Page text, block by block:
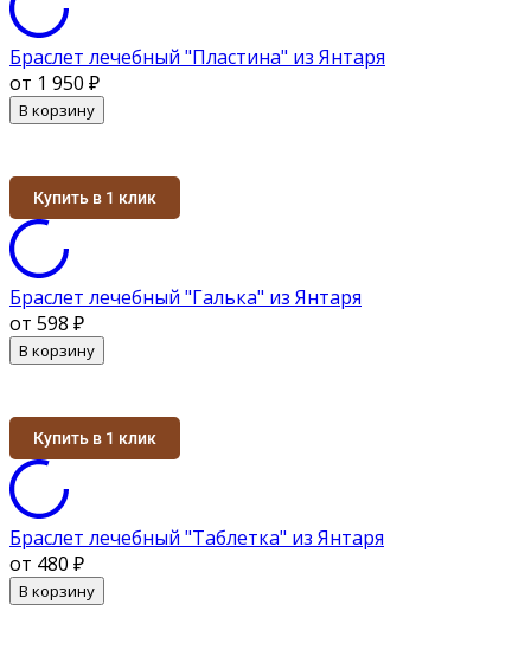
Браслет лечебный "Пластина" из Янтаря
от 1 950 ₽
В корзину
Купить в 1 клик
Браслет лечебный "Галька" из Янтаря
от 598 ₽
В корзину
Купить в 1 клик
Браслет лечебный "Таблетка" из Янтаря
от 480 ₽
В корзину